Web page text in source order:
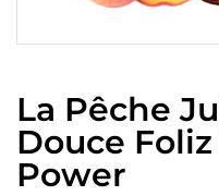
La Pêche
Douce
Power